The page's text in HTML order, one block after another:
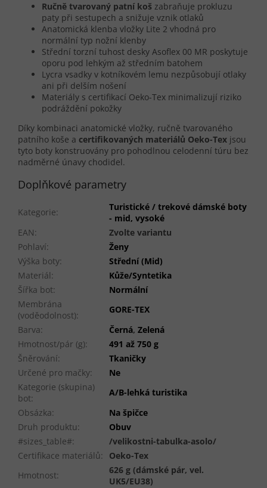
Ručně tvarovaný patní koš zabraňuje prokluzu
paty při sestupech a snižuje vznik otlaků
Anatomická klenba vložky Lite 2 vhodná pro
normální typ nožní klenby
Střední torzní tuhost desky Asoflex 00 MR poskytuje
oporu pod lehkým až středním batohem
Lycra vsadky v kotníkovém lemu nezpůsobují otlaky
ani při delším nošení
Materiály s certifikací Oeko-Tex minimalizují riziko
podráždění pokožky
Díky kombinaci anatomické vložky, ručně tvarovaného
patního koše a certifikovaných materiálů Oeko-Tex jsou
tyto boty konstruovány pro pohodlnou celodenní túru bez
nadměrné únavy chodidel.
Doplňkové parametry
Kategorie:
Turistické / trekové dámské boty
- mid, vysoké
EAN:
Zvolte variantu
Pohlaví:
Ženy
Výška boty:
Střední (Mid)
Materiál:
Kůže/Syntetika
Šířka bot:
Normální
Membrána
(voděodolnost):
GORE-TEX
Barva: Černá, Zelená
Hmotnost/pár (g):
491 až 750 g
Šněrování:
Tkaničky
Určené pro mačky:
Ne
Kategorie (skupina)
bot:
A/B-lehká turistika
Obsázka:
Na špičce
Druh produktu:
Obuv
#sizes_table#:
/velikostni-tabulka-asolo/
Certifikace materiálů:
Oeko-Tex
Hmotnost:
626 g (dámské pár, vel.
UK5/EU38)